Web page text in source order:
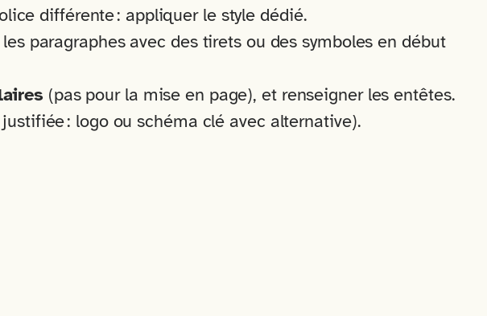
différente : appliquer le style dédié.
paragraphes avec des tirets ou des symboles en début
(pas pour la mise en page), et renseigner les entêtes.
: logo ou schéma clé avec alternative).